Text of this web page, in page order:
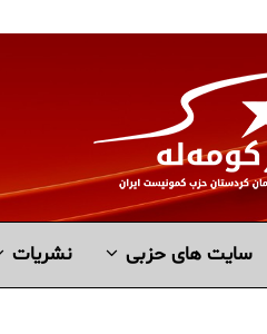
سایت های حزبی نشریات